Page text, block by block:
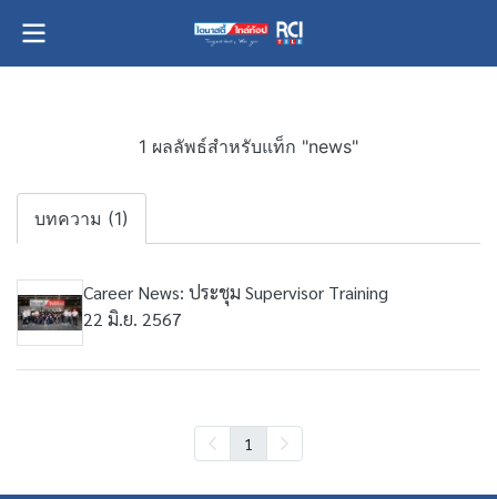
1 ผลลัพธ์สำหรับแท็ก "news"
บทความ (1)
Career News: ประชุม Supervisor Training
22 มิ.ย. 2567
1